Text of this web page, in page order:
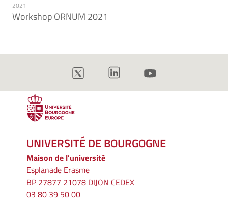
2021
Workshop ORNUM 2021
UNIVERSITÉ DE BOURGOGNE
Maison de l'université
Esplanade Erasme
BP 27877 21078 DIJON CEDEX
03 80 39 50 00